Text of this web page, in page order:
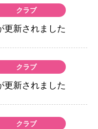
クラブ
更新されました
クラブ
更新されました
クラブ